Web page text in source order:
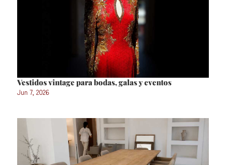
Vestidos vintage para bodas, galas y eventos
Jun 7, 2026